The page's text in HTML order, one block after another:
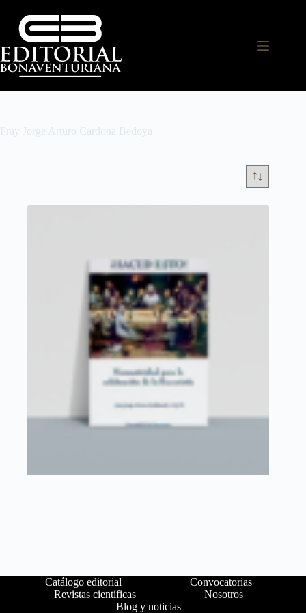
Fray Jorge Arturo Cardona Bedoya
Catálogo editorial
Convocatorias
Revistas científicas
Nosotros
Blog y noticias